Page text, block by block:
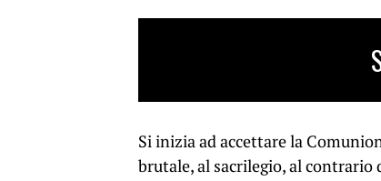
Si inizia ad accettare la
brutale, al sacrilegio, al contrario